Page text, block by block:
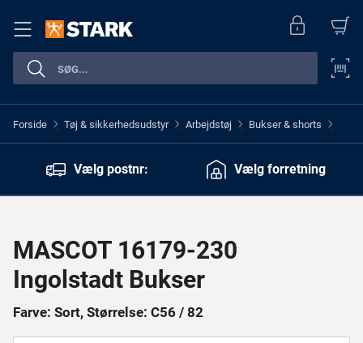
Forside > Tøj & sikkerhedsudstyr > Arbejdstøj > Bukser & shorts >
Vælg postnr: Vælg forretning
MASCOT 16179-230
Ingolstadt Bukser
Farve: Sort, Størrelse: C56 / 82